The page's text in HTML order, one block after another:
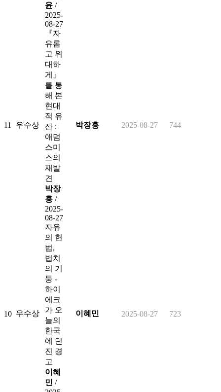
윤 /
2025-
08-27
11 우수상
『자
유롭
고 위
대하
게』
를 통
해 본
현대
적 유
산 :
애덤
스미
스의
재발
견
박장
흥 /
2025-
08-27
박장흥 2025-08-27 744
10 우수상
자유
의 헌
법,
법치
의 기
둥 -
하이
에크
가 오
늘의
한국
에 던
진 경
고
이혜
민 /
이혜민 2025-08-27 723